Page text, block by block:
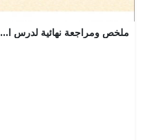
ملخص ومراجعة نهائية لدرس القصة مع أسئلة هامة ومتوقعة (لغة عربية) الثاني عشر